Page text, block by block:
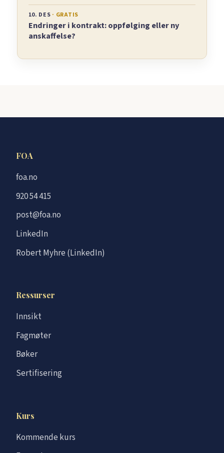
10. DES · GRATIS
Endringer i kontrakt: oppfølging eller ny
anskaffelse?
FOA
foa.no
920 54 415
post@foa.no
LinkedIn
Robert Myhre (LinkedIn)
Ressurser
Innsikt
Fagmøter
Bøker
Sertifisering
Kurs
Kommende kurs